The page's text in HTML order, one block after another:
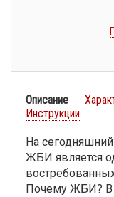
Описание
Инструкции
На
ЖБИ является
Почему ЖБИ?